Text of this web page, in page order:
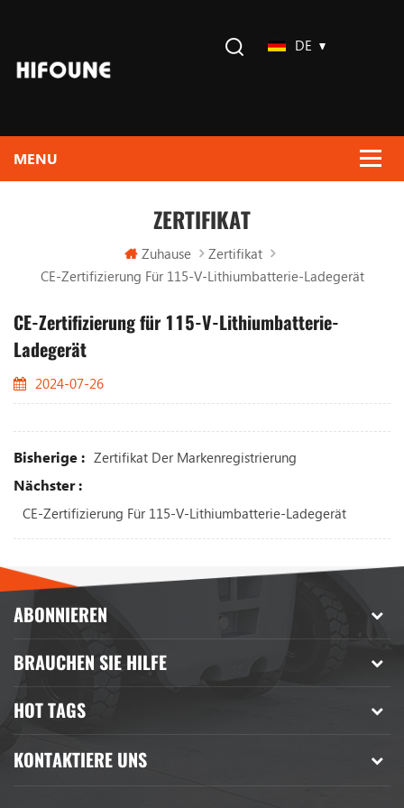
DE
ZERTIFIKAT
Zuhause
Zertifikat
CE-Zertifizierung Für 115-V-Lithiumbatterie-Ladegerät
CE-Zertifizierung für 115-V-Lithiumbatterie-
Ladegerät
2024-07-26
Bisherige : Zertifikat Der Markenregistrierung
Nächster :
CE-Zertifizierung Für 115-V-Lithiumbatterie-Ladegerät
ABONNIEREN
BRAUCHEN SIE HILFE
HOT TAGS
KONTAKTIERE UNS